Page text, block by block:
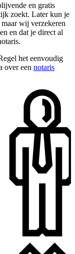
en gratis
zoekt. Later kun je
wij verzekeren
en dat je direct al
het eenvoudig
over een notaris